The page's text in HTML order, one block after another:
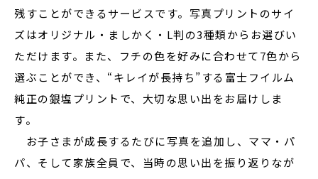
残すことができるサービスです。写真プリントのサイ
ズはオリジナル・ましかく・L判の3種類からお選びい
ただけます。また、フチの色を好みに合わせて7色から
選ぶことができ、“キレイが長持ち”する富士フイルム
純正の銀塩プリントで、大切な思い出をお届けしま
す。
お子さまが成長するたびに写真を追加し、ママ・パ
パ、そして家族全員で、当時の思い出を振り返りなが